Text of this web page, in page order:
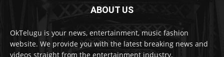
ABOUT US
OkTelugu is your news, entertainment, music fashion
website. We provide you with the latest breaking news and
videos straight from the entertainment industry.